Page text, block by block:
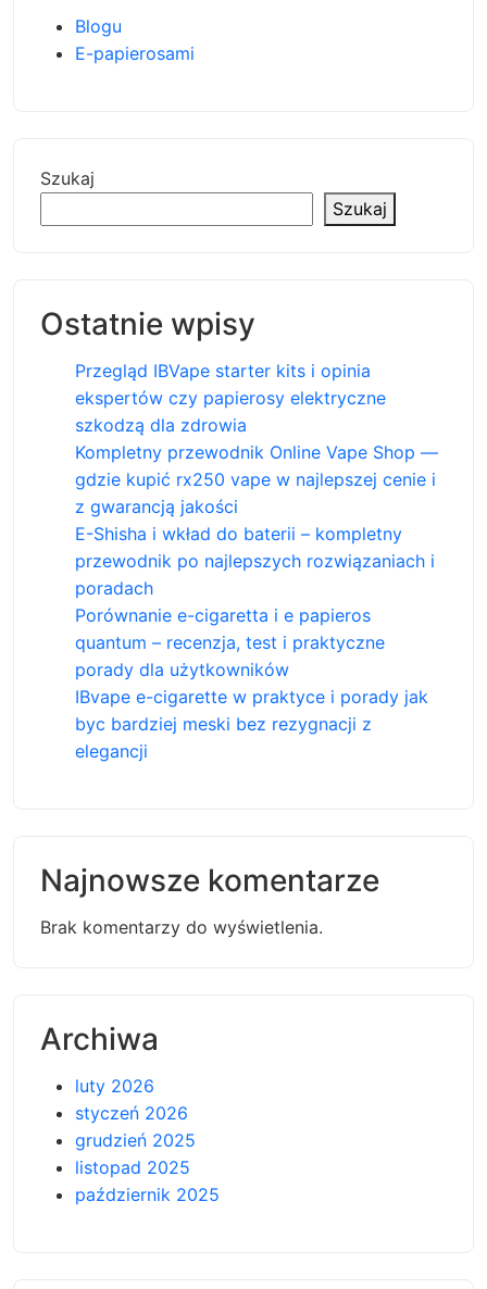
Blogu
E-papierosami
Szukaj
Szukaj
Ostatnie wpisy
Przegląd IBVape starter kits i opinia
ekspertów czy papierosy elektryczne
szkodzą dla zdrowia
Kompletny przewodnik Online Vape Shop —
gdzie kupić rx250 vape w najlepszej cenie i
z gwarancją jakości
E-Shisha i wkład do baterii – kompletny
przewodnik po najlepszych rozwiązaniach i
poradach
Porównanie e-cigaretta i e papieros
quantum – recenzja, test i praktyczne
porady dla użytkowników
IBvape e-cigarette w praktyce i porady jak
byc bardziej meski bez rezygnacji z
elegancji
Najnowsze komentarze
Brak komentarzy do wyświetlenia.
Archiwa
luty 2026
styczeń 2026
grudzień 2025
listopad 2025
październik 2025